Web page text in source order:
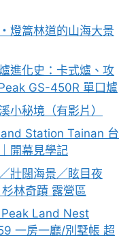
燈篙林道的山海大景
進化史：卡式爐、攻
GS-450R 單口爐
小秘境（有影片）
Station Tainan 台
開幕見學記
壯闊海景／眩目夜
林奇蹟 露營區
Land Nest
一房一廳/別墅帳 超